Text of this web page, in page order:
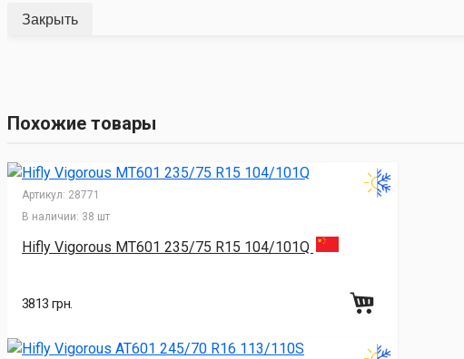
Закрыть
Похожие товары
Артикул: 28771
В наличии: 38 шт
Hifly Vigorous MT601 235/75 R15 104/101Q
3813 грн.